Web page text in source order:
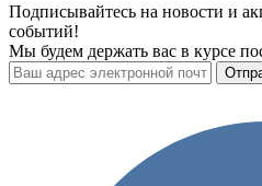
Подписывайтесь на новости и
событий!
Мы будем держать вас в курсе